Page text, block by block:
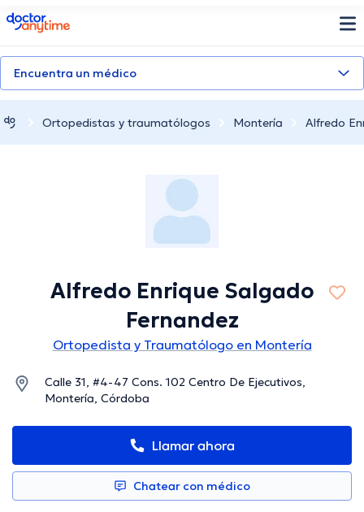
doctoranytime
Encuentra un médico
Ortopedistas y traumatólogos Montería Alfredo
Alfredo Enrique Salgado
Fernandez
Ortopedista y Traumatólogo en Montería
Calle 31, #4-47 Cons. 102 Centro De Ejecutivos,
Montería, Córdoba
Llamar ahora
Chatear con médico